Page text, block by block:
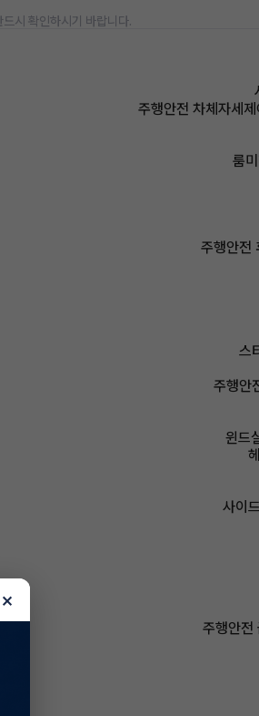
시 확인하시기 바랍니다.
주행안전 차체자세
룸
주행안전
스
주행안
윈드
사이
주행안전
×